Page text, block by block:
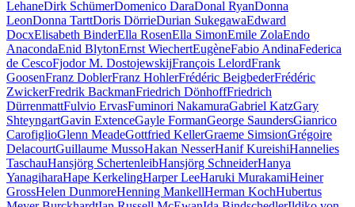
LehaneDirk SchümerDomenico DaraDonal RyanDonna
LeonDonna TarttDoris DörrieDurian SukegawaEdward
DocxElisabeth BinderElla RosenElla SimonEmile ZolaEndo
AnacondaEnid BlytonErnst WiechertEugèneFabio AndinaFederica
de CescoFjodor M. DostojewskijFrançois LelordFrank
GoosenFranz DoblerFranz HohlerFrédéric BeigbederFrédéric
ZwickerFredrik BackmanFriedrich DönhoffFriedrich
DürrenmattFulvio ErvasFuminori NakamuraGabriel KatzGary
ShteyngartGavin ExtenceGayle FormanGeorge SaundersGianrico
CarofiglioGlenn MeadeGottfried KellerGraeme SimsionGrégoire
DelacourtGuillaume MussoHakan NesserHanif KureishiHannelies
TaschauHansjörg SchertenleibHansjörg SchneiderHanya
YanagiharaHape KerkelingHarper LeeHaruki MurakamiHeiner
GrossHelen DunmoreHenning MankellHerman KochHubertus